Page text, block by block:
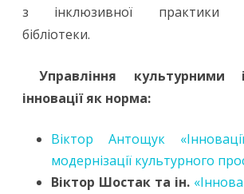
з інклюзивної практики
бібліотеки.
Управління культурними
інновації як норма:
Віктор Антощук
модернізації культурного
Віктор Шостак та ін.